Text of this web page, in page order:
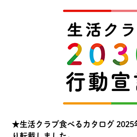
★生活クラブ食べるカタログ 2025